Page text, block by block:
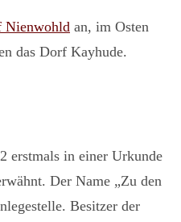
Nienwohld an, im Osten
das Dorf Kayhude.
erstmals in einer Urkunde
Der Name „Zu den
Besitzer der